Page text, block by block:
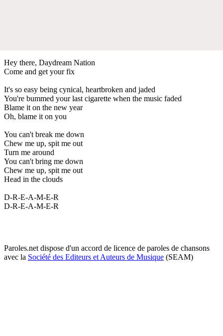
Hey there, Daydream Nation
Come and get your fix
It's so easy being cynical, heartbroken and jaded
You're bummed your last cigarette when the music faded
Blame it on the new year
Oh, blame it on you
You can't break me down
Chew me up, spit me out
Turn me around
You can't bring me down
Chew me up, spit me out
Head in the clouds
D-R-E-A-M-E-R
D-R-E-A-M-E-R
Paroles.net dispose d'un accord de licence de paroles de chansons
avec la Société des Editeurs et Auteurs de Musique (SEAM)